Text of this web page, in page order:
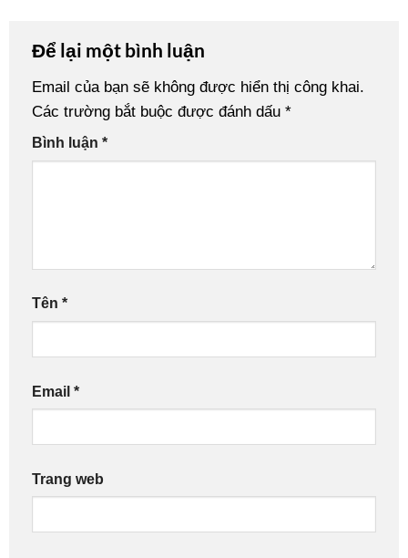
Để lại một bình luận
Email của bạn sẽ không được hiển thị công khai.
Các trường bắt buộc được đánh dấu *
Bình luận *
Tên *
Email *
Trang web